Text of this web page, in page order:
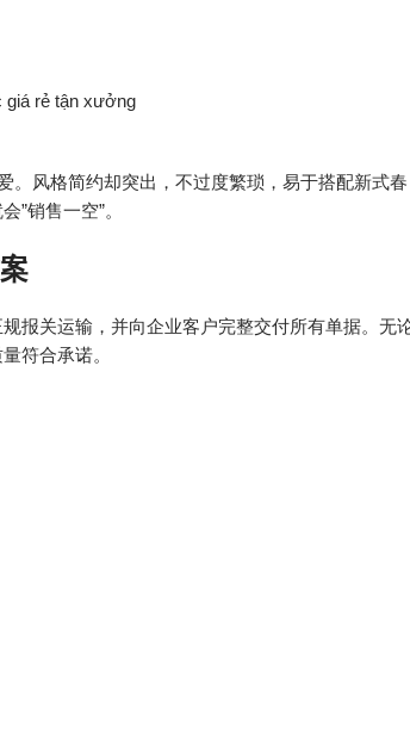
。风格简约却突出，不过度繁琐，易于搭配新式春
”销售一空”。
报关运输，并向企业客户完整交付所有单据。无
符合承诺。